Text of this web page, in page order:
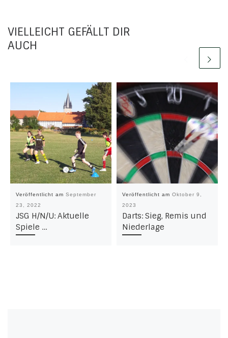
VIELLEICHT GEFÄLLT DIR
AUCH
Veröffentlicht am September
23, 2022
JSG H/N/U: Aktuelle
Spiele …
Veröffentlicht am Oktober 9,
2023
Darts: Sieg, Remis und
Niederlage